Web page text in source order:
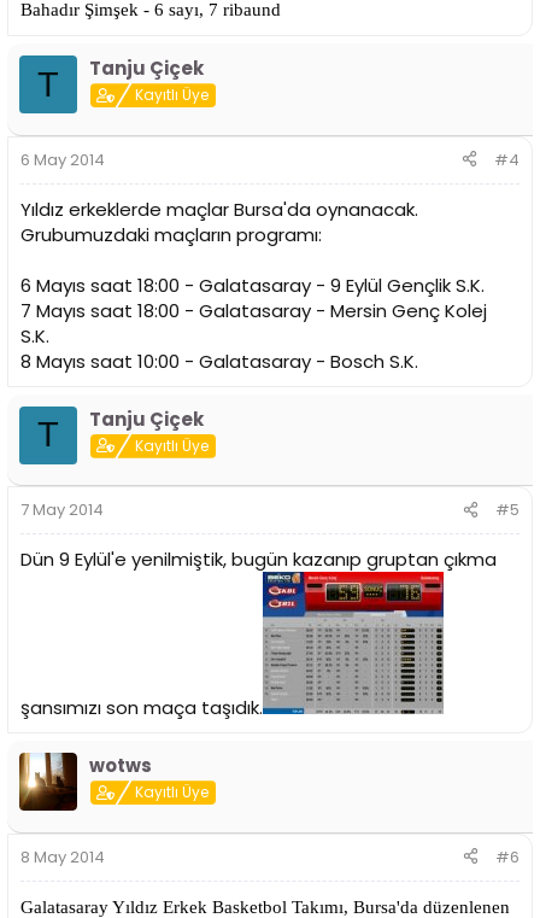
Bahadır Şimşek - 6 sayı, 7 ribaund
T Tanju Çiçek
Kayıtlı Üye
6 May 2014 #4
Yıldız erkeklerde maçlar Bursa'da oynanacak.
Grubumuzdaki maçların programı:
6 Mayıs saat 18:00 - Galatasaray - 9 Eylül Gençlik S.K.
7 Mayıs saat 18:00 - Galatasaray - Mersin Genç Kolej
S.K.
8 Mayıs saat 10:00 - Galatasaray - Bosch S.K.
T Tanju Çiçek
Kayıtlı Üye
7 May 2014 #5
Dün 9 Eylül'e yenilmiştik, bugün kazanıp gruptan çıkma
şansımızı son maça taşıdık.
wotws
Kayıtlı Üye
8 May 2014 #6
Galatasaray Yıldız Erkek Basketbol Takımı, Bursa'da düzenlenen